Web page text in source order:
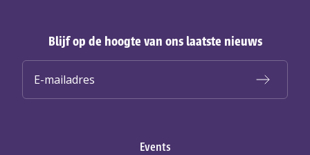
Events
Blijf op de hoogte van ons laatste nieuws